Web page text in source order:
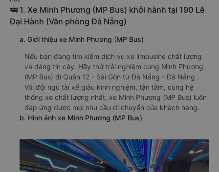
🚌 1. Xe Minh Phương (MP Bus) khởi hành tại 190 Lê
Đại Hành (Văn phòng Đà Nẵng)
a. Giới thiệu xe Minh Phương (MP Bus)
Nếu bạn đang tìm kiếm dịch vụ xe limousine chất lượng
và đáng tin cậy. Hãy thử trải nghiệm cùng Minh Phương
(MP Bus) đi Quận 12 - Sài Gòn từ Đà Nẵng - Đà Nẵng .
Với đội ngũ tài xế giàu kinh nghiệm, tận tâm, cùng hệ
thống xe chất lượng nhất, xe Minh Phương (MP Bus) luôn
đáp ứng được mọi nhu cầu di chuyển của khách hàng.
b. Hình ảnh xe Minh Phương (MP Bus)